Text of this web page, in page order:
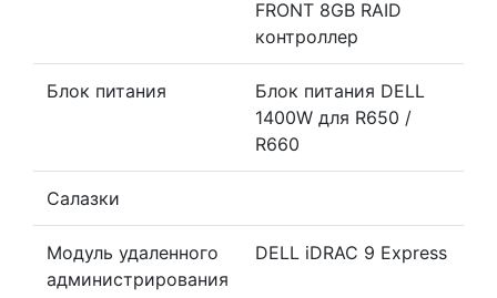
FRONT 8GB RAID
контроллер
Блок питания
Блок питания DELL
1400W для R650 /
R660
Салазки
Модуль удаленного
администрирования
DELL iDRAC 9 Express